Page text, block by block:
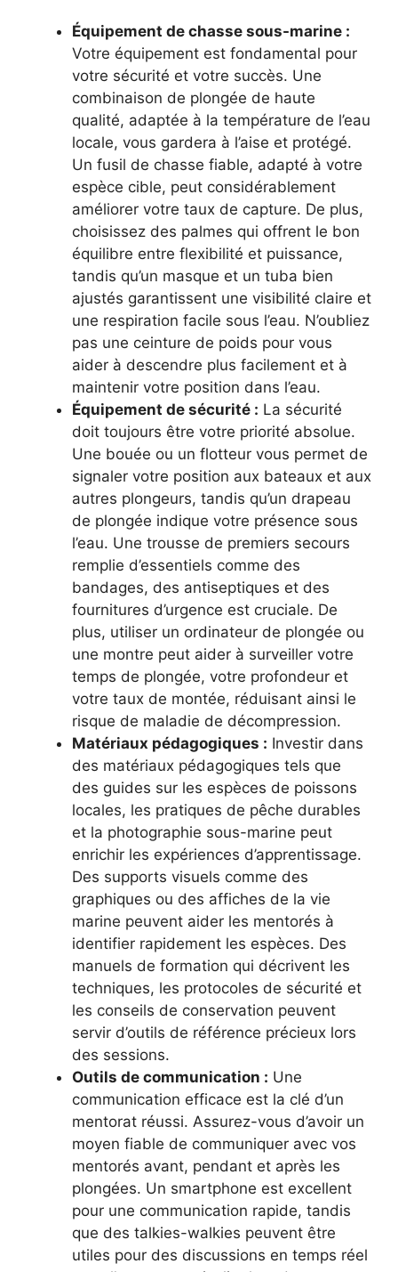
Équipement de chasse sous-marine :
Votre équipement est fondamental pour
votre sécurité et votre succès. Une
combinaison de plongée de haute
qualité, adaptée à la température de l’eau
locale, vous gardera à l’aise et protégé.
Un fusil de chasse fiable, adapté à votre
espèce cible, peut considérablement
améliorer votre taux de capture. De plus,
choisissez des palmes qui offrent le bon
équilibre entre flexibilité et puissance,
tandis qu’un masque et un tuba bien
ajustés garantissent une visibilité claire et
une respiration facile sous l’eau. N’oubliez
pas une ceinture de poids pour vous
aider à descendre plus facilement et à
maintenir votre position dans l’eau.
Équipement de sécurité : La sécurité
doit toujours être votre priorité absolue.
Une bouée ou un flotteur vous permet de
signaler votre position aux bateaux et aux
autres plongeurs, tandis qu’un drapeau
de plongée indique votre présence sous
l’eau. Une trousse de premiers secours
remplie d’essentiels comme des
bandages, des antiseptiques et des
fournitures d’urgence est cruciale. De
plus, utiliser un ordinateur de plongée ou
une montre peut aider à surveiller votre
temps de plongée, votre profondeur et
votre taux de montée, réduisant ainsi le
risque de maladie de décompression.
Matériaux pédagogiques : Investir dans
des matériaux pédagogiques tels que
des guides sur les espèces de poissons
locales, les pratiques de pêche durables
et la photographie sous-marine peut
enrichir les expériences d’apprentissage.
Des supports visuels comme des
graphiques ou des affiches de la vie
marine peuvent aider les mentorés à
identifier rapidement les espèces. Des
manuels de formation qui décrivent les
techniques, les protocoles de sécurité et
les conseils de conservation peuvent
servir d’outils de référence précieux lors
des sessions.
Outils de communication : Une
communication efficace est la clé d’un
mentorat réussi. Assurez-vous d’avoir un
moyen fiable de communiquer avec vos
mentorés avant, pendant et après les
plongées. Un smartphone est excellent
pour une communication rapide, tandis
que des talkies-walkies peuvent être
utiles pour des discussions en temps réel